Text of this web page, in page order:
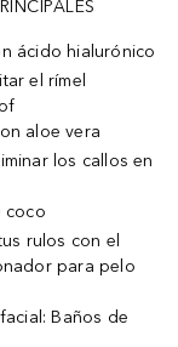
ácido hialurónico
el rímel
aloe vera
los callos en
coco
rulos con el
para pelo
Baños de